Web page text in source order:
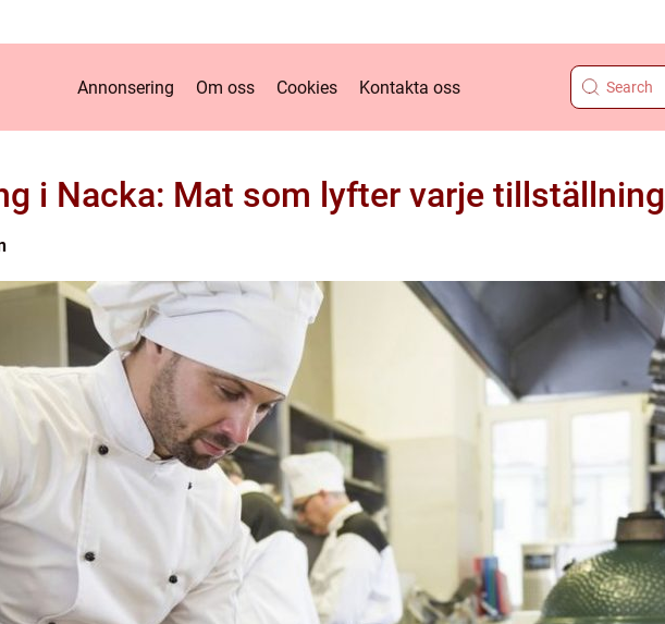
Annonsering Om oss Cookies Kontakta oss
i Nacka: Mat som lyfter varje tillställning